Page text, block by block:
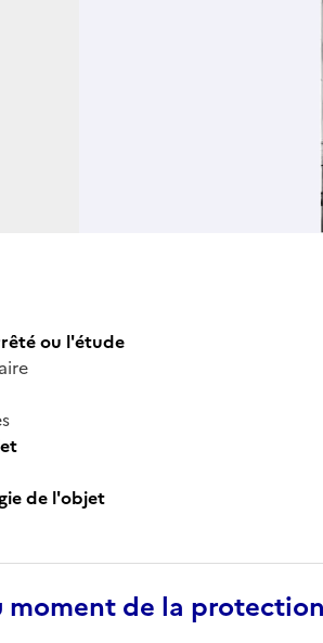
ou l'étude
de l'objet
moment de la